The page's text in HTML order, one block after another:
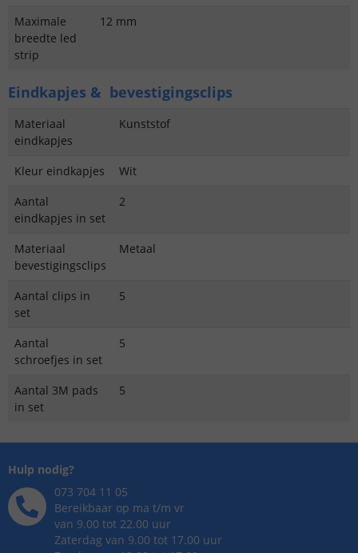
Maximale
breedte led
strip
12 mm
Eindkapjes & bevestigingsclips
Materiaal
eindkapjes
Kunststof
Kleur eindkapjes
Wit
Aantal
eindkapjes in set
2
Materiaal
bevestigingsclips
Metaal
Aantal clips in
set
5
Aantal
schroefjes in set
5
Aantal 3M pads
in set
5
Hulp nodig?
073 704 11 05
Bereikbaar op ma t/m vr
van 9.00 tot 22.00 uur
Zaterdag van 9.00 tot 17.00 uur